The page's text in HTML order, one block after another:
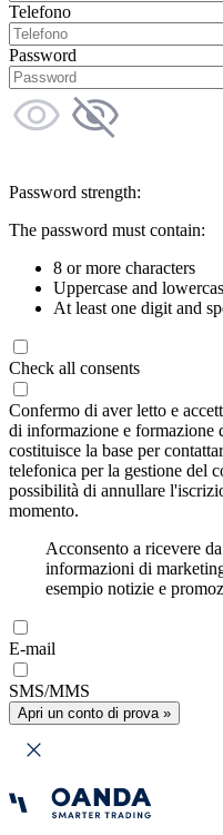
Telefono
Password
Password strength:
The password must contain:
8 or more characters
Uppercase and
At least one digit and
Check all consents
Confermo di aver letto e
di informazione e
costituisce la base per
telefonica per la gestione del
possibilità di annullare
momento.
Acconsento a ricevere
informazioni di
esempio notizie e
E-mail
SMS/MMS
Apri un conto di prova »